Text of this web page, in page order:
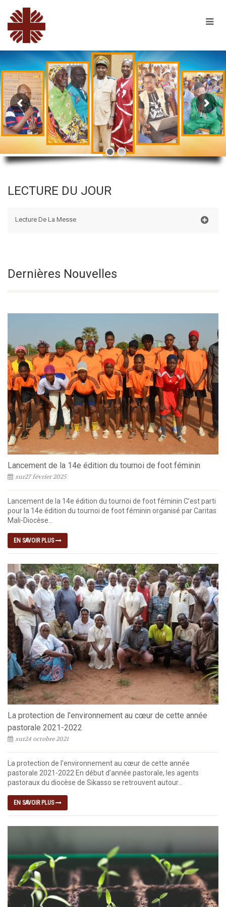
LECTURE DU JOUR
Lecture De La Messe
18° Semaine Du
Temps Ordinaire
Dernières Nouvelles
Lancement de la 14e édition du tournoi de foot féminin
sur27 février 2025
Lancement de la 14e édition du tournoi de foot féminin C’est parti
pour la 14e édition du tournoi de foot féminin organisé par Caritas
Mali-Diocèse...
EN SAVOIR PLUS
La protection de l’environnement au cœur de cette année
pastorale 2021-2022
sur24 octobre 2021
La protection de l’environnement au cœur de cette année
pastorale 2021-2022 En début d’année pastorale, les agents
pastoraux du diocèse de Sikasso se retrouvent autour...
EN SAVOIR PLUS